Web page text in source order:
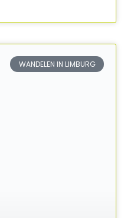
WANDELEN IN LIMBURG